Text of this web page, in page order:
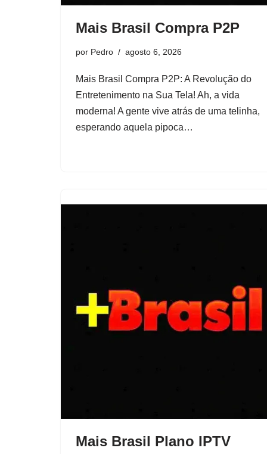
Mais Brasil Compra P2P
por Pedro agosto 6, 2026
Mais Brasil Compra P2P: A Revolução do
Entretenimento na Sua Tela! Ah, a vida
moderna! A gente vive atrás de uma telinha,
esperando aquela pipoca…
Mais Brasil Plano IPTV